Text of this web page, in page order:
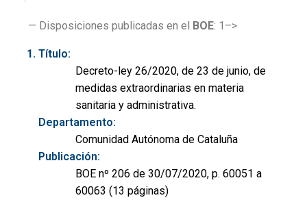
— Disposiciones publicadas en el BOE: 1–>
Título:
Decreto-ley 26/2020, de 23 de junio, de
medidas extraordinarias en materia
sanitaria y administrativa.
Departamento:
Comunidad Autónoma de Cataluña
Publicación:
BOE nº 206 de 30/07/2020, p. 60051 a
60063 (13 páginas)